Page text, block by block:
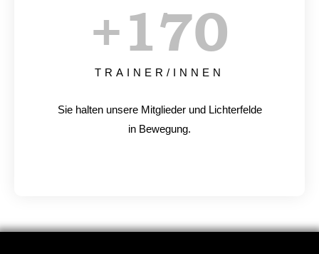
TRAINER/INNEN
+170
Sie halten unsere Mitglieder und Lichterfelde
in Bewegung.